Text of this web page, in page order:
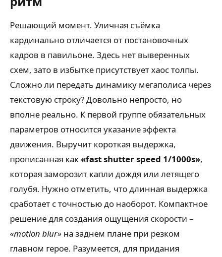
Решающий момент. Уличная съёмка
кардинально отличается от постановочных
кадров в павильоне. Здесь нет выверенных
схем, зато в избытке присутствует хаос толпы.
Сложно ли передать динамику мегаполиса через
текстовую строку? Довольно непросто, но
вполне реально. К первой группе обязательных
параметров относится указание эффекта
движения. Выручит короткая выдержка,
прописанная как«fast shutter speed 1/1000s»,
которая заморозит капли дождя или летящего
голубя. Нужно отметить, что длинная выдержка
сработает с точностью до наоборот. Компактное
решение для создания ощущения скорости –
«motion blur» на заднем плане при резком
главном герое. Разумеется, для придания